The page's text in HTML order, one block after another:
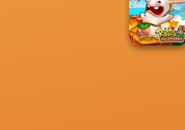
Battleships
Armada